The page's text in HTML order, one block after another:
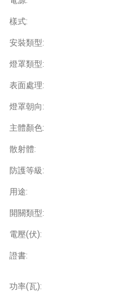
樣式:
安裝類型:
燈罩類型:
表面處理:
燈罩朝向:
主體顏色:
散射體:
防護等級:
用途:
開關類型:
電壓(伏):
證書:
功率(瓦):